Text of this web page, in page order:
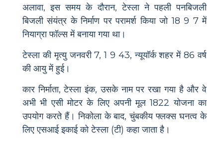
अलावा, इस समय के दौरान, टेस्ला ने पहली पनबिजली
बिजली संयंत्र के निर्माण पर परामर्श किया जो 18 9 7 में
नियाग्रा फॉल्स में बनाया गया था।
टेस्ला की मृत्यु जनवरी 7, 1 9 43, न्यूयॉर्क शहर में 86 वर्ष
की आयु में हुई।
कार निर्माता, टेस्ला इंक, उसके नाम पर रखा गया है और वे
अभी भी एसी मोटर के लिए अपनी मूल 1822 योजना का
उपयोग करते हैं। निकोला के बाद, चुंबकीय फ्लक्स घनत्व के
लिए एसआई इकाई को टेस्ला (टी) कहा जाता है।